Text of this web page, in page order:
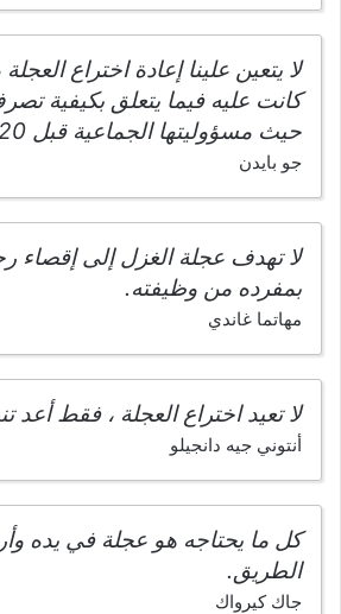
لا يتعين علينا إعادة اختراع
كانت عليه فيما يتعلق بكيفية
حيث مسؤوليتها الجماعية قبل 20 عامًا فقط.
جو بايدن
لا تهدف عجلة الغزل إلى إقصاء
بمفرده من وظيفته.
مهاتما غاندي
لا تعيد اختراع العجلة ، فقط أعد
أنتوني جيه دانجيلو
كل ما يحتاجه هو عجلة في يده
الطريق.
جاك كيرواك